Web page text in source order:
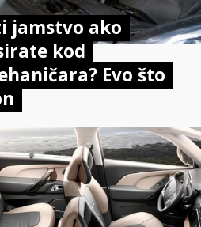
jamstvo ako
kod
Evo što